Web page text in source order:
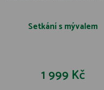
Setkání s mývalem
1 999 Kč